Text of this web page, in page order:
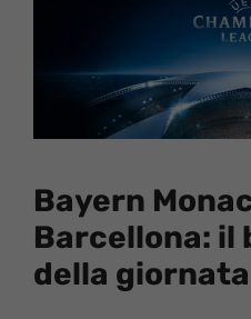
Bayern
Barcellona: il
della giornata